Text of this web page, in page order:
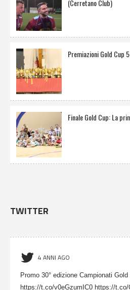
(Cerretano Club)
Premiazioni Gold Cup
Finale Gold Cup: La
TWITTER
4 ANNI AGO
Promo 30° edizione Campionati Gold
https://t.co/v0eGzumIC0 https://t.co/